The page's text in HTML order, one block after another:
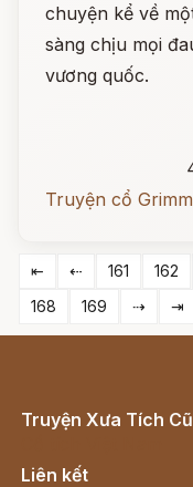
chuyện kể về
sàng chịu mọi
vương quốc.
Truyện cổ Grimm
⇤ ⇠ 161 162
168
169 ⇢ ⇥
Truyện Xưa Tích Cũ
Liên kết